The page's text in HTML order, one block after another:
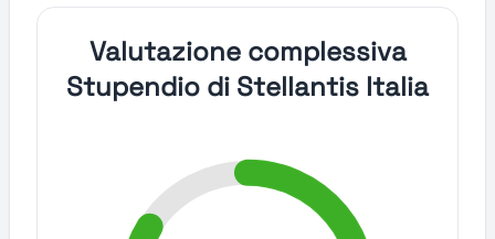
Valutazione complessiva
Stupendio di Stellantis Italia